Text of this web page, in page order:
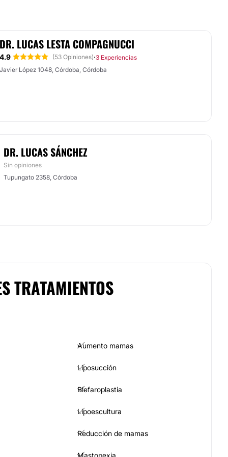
DR. LUCAS LESTA COMPAGNUCCI
4.9 (53 Opiniones)·3 Experiencias
Javier López 1048, Córdoba, Córdoba
DR. LUCAS SÁNCHEZ
Sin opiniones
Tupungato 2358, Córdoba
TRATAMIENTOS
Aumento mamas
Liposucción
Blefaroplastia
Lipoescultura
Reducción de mamas
Mastopexia